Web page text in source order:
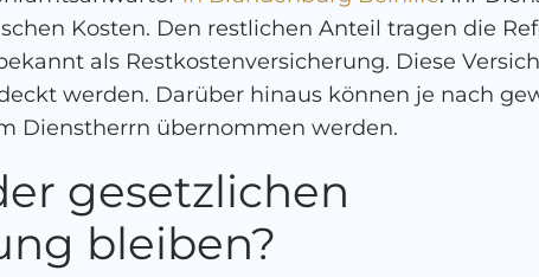
Kosten. Den restlichen Anteil tragen die
als Restkostenversicherung. Diese
werden. Darüber hinaus können je nach
Dienstherrn übernommen werden.
gesetzlichen
bleiben?